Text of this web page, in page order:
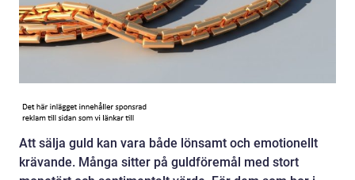
Att sälja guld kan vara både lönsamt och emotionellt
krävande. Många sitter på guldföremål med stort